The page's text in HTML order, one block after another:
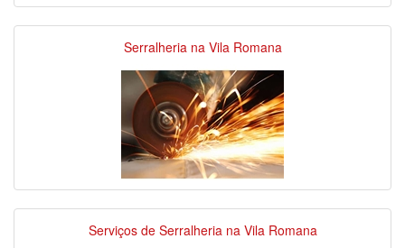
Serralheria na Vila Romana
Serviços de Serralheria na Vila Romana